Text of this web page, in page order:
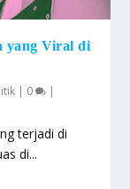
yang Viral di
| 0 |
terjadi di
di...